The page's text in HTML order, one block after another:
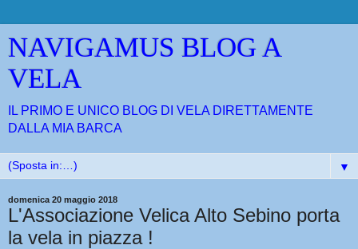
NAVIGAMUS BLOG A
VELA
IL PRIMO E UNICO BLOG DI VELA DIRETTAMENTE
DALLA MIA BARCA
▼
domenica 20 maggio 2018
L'Associazione Velica Alto Sebino porta
la vela in piazza !